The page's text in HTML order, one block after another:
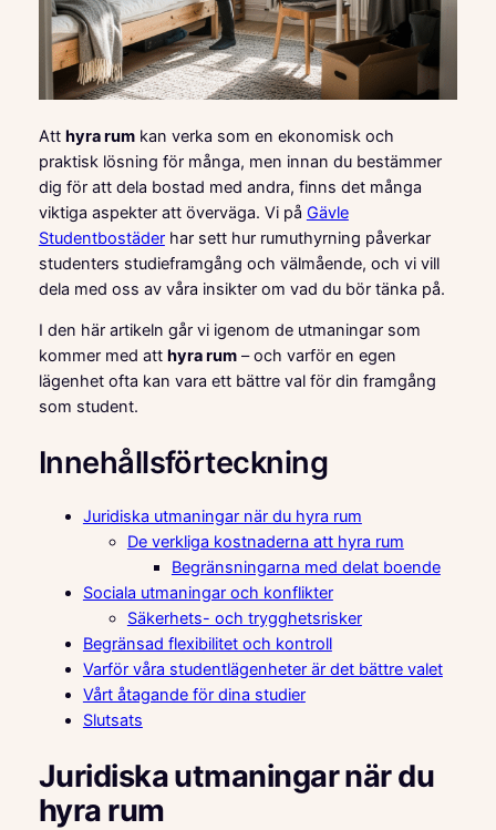
Att hyra rumkan verka som en ekonomisk och
praktisk lösning för många, men innan du bestämmer
dig för att dela bostad med andra, finns det många
viktiga aspekter att överväga. Vi på Gävle
Studentbostäderhar sett hur rumuthyrning påverkar
studenters studieframgång och välmående, och vi vill
dela med oss av våra insikter om vad du bör tänka på.
I den här artikeln går vi igenom de utmaningar som
kommer med att hyra rum– och varför en egen
lägenhet ofta kan vara ett bättre val för din framgång
som student.
Innehållsförteckning
Juridiska utmaningar när du hyra rum
De verkliga kostnaderna att hyra rum
Begränsningarna med delat boende
Sociala utmaningar och konflikter
Säkerhets- och trygghetsrisker
Begränsad flexibilitet och kontroll
Varför våra studentlägenheter är det bättre valet
Vårt åtagande för dina studier
Slutsats
Juridiska utmaningar när du
hyra rum